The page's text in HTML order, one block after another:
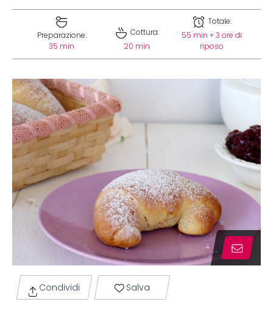
Preparazione:
35 min
Cottura:
20 min
Totale:
55 min + 3 ore di
riposo
Condividi Salva